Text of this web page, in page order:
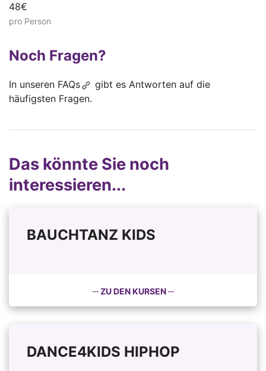
48€
pro Person
Noch Fragen?
In unseren FAQs
gibt es Antworten auf die
häufigsten Fragen.
Das könnte Sie noch
interessieren...
BAUCHTANZ KIDS
─ ZU DEN KURSEN ─
DANCE4KIDS HIPHOP